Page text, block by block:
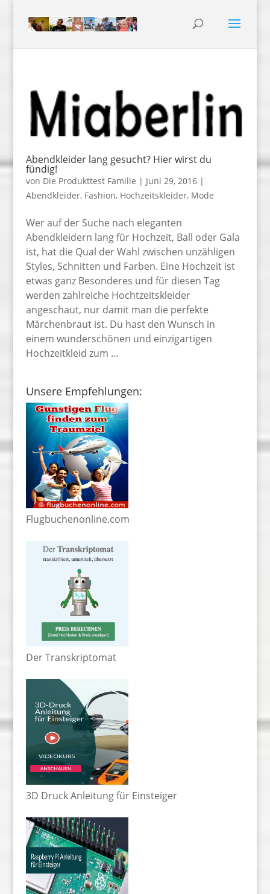
Abendkleider lang gesucht? Hier wirst du
fündig!
von Die Produkttest Familie | Juni 29, 2016|
Abendkleider, Fashion, Hochzeitskleider, Mode
Wer auf der Suche nach eleganten
Abendkleidern lang für Hochzeit, Ball oder Gala
ist, hat die Qual der Wahl zwischen unzähligen
Styles, Schnitten und Farben. Eine Hochzeit ist
etwas ganz Besonderes und für diesen Tag
werden zahlreiche Hochtzeitskleider
angeschaut, nur damit man die perfekte
Märchenbraut ist. Du hast den Wunsch in
einem wunderschönen und einzigartigen
Hochzeitkleid zum …
Unsere Empfehlungen:
Flugbuchenonline.com
Der Transkriptomat
3D Druck Anleitung für Einsteiger